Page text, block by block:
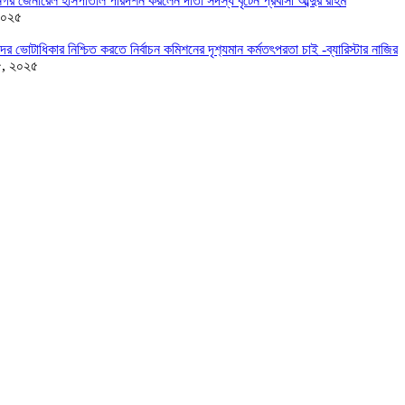
ভোটাধিকার নিশ্চিত করতে নির্বাচন কমিশনের দৃশ‍্যমান কর্মতৎপরতা চাই -ব্যারিস্টার নাজির
২০২৫